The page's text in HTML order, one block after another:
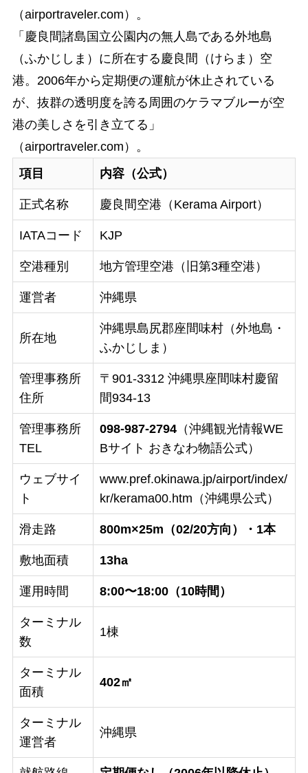
（airportraveler.com）。
「慶良間諸島国立公園内の無人島である外地島
（ふかじしま）に所在する慶良間（けらま）空
港。2006年から定期便の運航が休止されている
が、抜群の透明度を誇る周囲のケラマブルーが空
港の美しさを引き立てる」
（airportraveler.com）。
項目
内容（公式）
正式名称 慶良間空港（Kerama Airport）
IATAコード KJP
空港種別 地方管理空港（旧第3種空港）
運営者 沖縄県
所在地
沖縄県島尻郡座間味村（外地島・
ふかじしま）
管理事務所
住所
〒901-3312 沖縄県座間味村慶留
間934-13
管理事務所
TEL
098-987-2794（沖縄観光情報WE
Bサイト おきなわ物語公式）
ウェブサイ
ト
www.pref.okinawa.jp/airport/index/
kr/kerama00.htm（沖縄県公式）
滑走路 800m×25m（02/20方向）・1本
敷地面積 13ha
運用時間 8:00〜18:00（10時間）
ターミナル
数
1棟
ターミナル
面積
402㎡
ターミナル
運営者
沖縄県